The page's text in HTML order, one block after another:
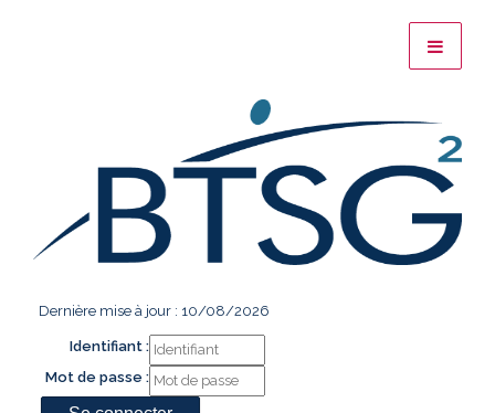
Dernière mise à jour : 10/08/2026
Identifiant :
Mot de passe :